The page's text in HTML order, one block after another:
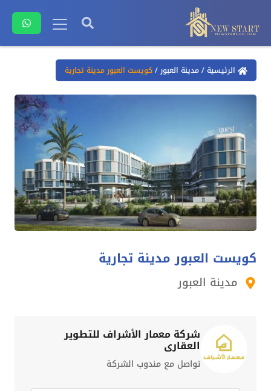
الرئيسية/مدينة العبور/كويست العبور مدينة تجارية
كويست العبور مدينة تجارية
مدينة العبور
شركة معمار الأشراف للتطوير
العقاري
تواصل مع مندوب الشركة